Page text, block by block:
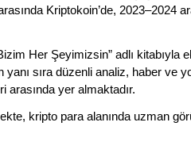
Kriptokoin’de, 2023–2024
Her Şeyimizsin” adlı kitabıyla
sıra düzenli analiz, haber ve
arasında yer almaktadır.
kripto para alanında uzman